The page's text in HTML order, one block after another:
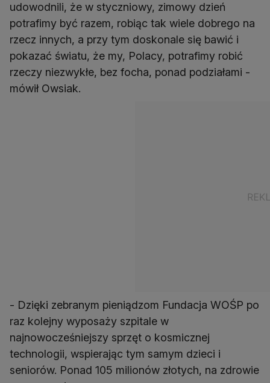
udowodnili, że w styczniowy, zimowy dzień
potrafimy być razem, robiąc tak wiele dobrego na
rzecz innych, a przy tym doskonale się bawić i
pokazać światu, że my, Polacy, potrafimy robić
rzeczy niezwykłe, bez focha, ponad podziałami -
mówił Owsiak.
- Dzięki zebranym pieniądzom Fundacja WOŚP po
raz kolejny wyposaży szpitale w
najnowocześniejszy sprzęt o kosmicznej
technologii, wspierając tym samym dzieci i
seniorów. Ponad 105 milionów złotych, na zdrowie